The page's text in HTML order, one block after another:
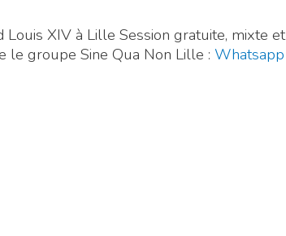
XIV à Lille Session gratuite, mixte et
le groupe Sine Qua Non Lille : Whatsapp